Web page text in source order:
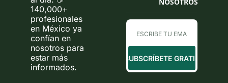
140,000+
profesionales
en México ya
confían en
nosotros para
estar más
informados.
NOSOTROS
SUBSCRÍBETE GRATIS